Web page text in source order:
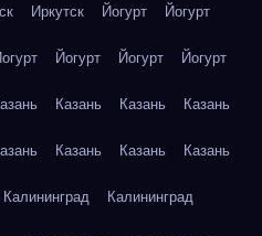
Иркутск Йогурт Йогурт
Йогурт Йогурт Йогурт
Казань Казань Казань
Казань Казань Казань
Калининград Калининград